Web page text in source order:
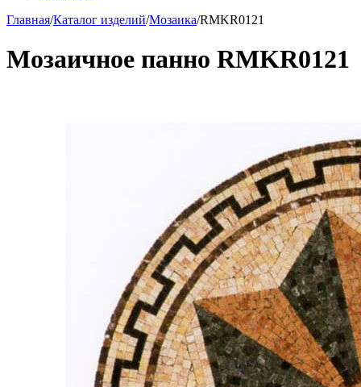
Главная/Каталог изделий/Мозаика/RMKR0121
Мозаичное панно RMKR0121